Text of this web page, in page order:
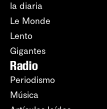
la diaria
Le Monde
Lento
Gigantes
Radio
Periodismo
Música